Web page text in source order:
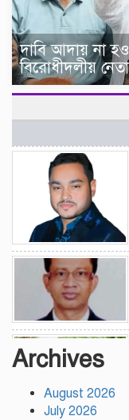
দাবি আদায় না
বিরোধীদলীয় নেতা
Archives
August 2026
July 2026